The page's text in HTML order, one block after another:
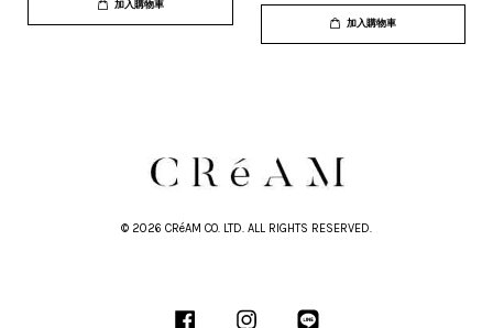
加入購物車
加入購物車
© 2026 CRéAM CO. LTD. ALL RIGHTS RESERVED.
Facebook Instagram